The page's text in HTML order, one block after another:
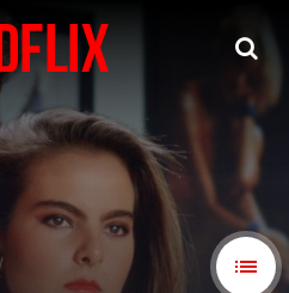
Rebelde: Dublado